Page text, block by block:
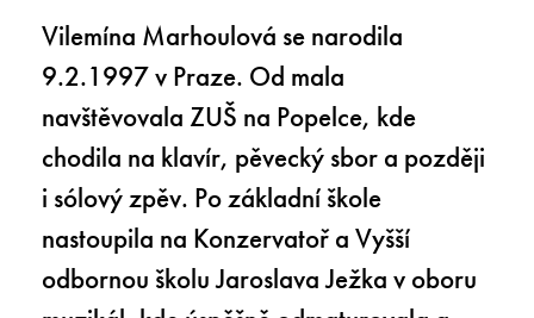
Vilemína Marhoulová se narodila
9.2.1997 v Praze. Od mala
navštěvovala ZUŠ na Popelce, kde
chodila na klavír, pěvecký sbor a později
i sólový zpěv. Po základní škole
nastoupila na Konzervatoř a Vyšší
odbornou školu Jaroslava Ježka v oboru